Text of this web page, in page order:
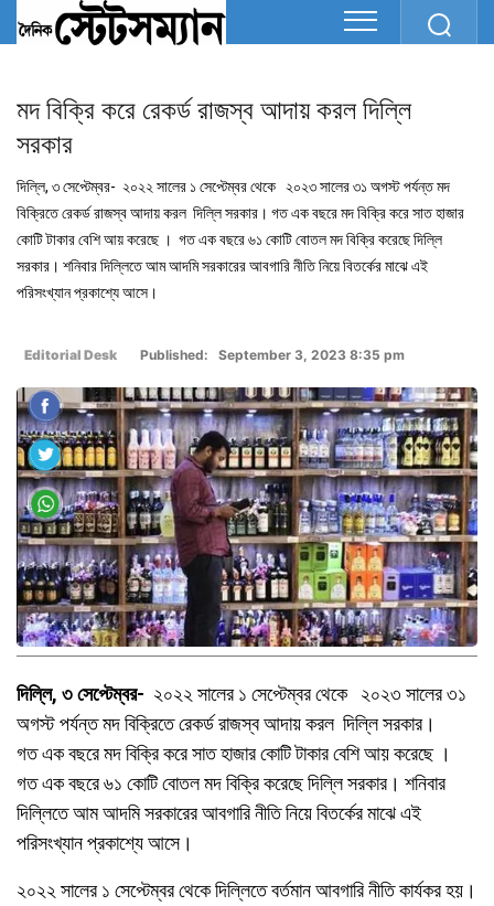
মদ বিক্রি করে রেকর্ড রাজস্ব আদায় করল দিল্লি
সরকার
দিল্লি, ৩ সেপ্টেম্বর- ২০২২ সালের ১ সেপ্টেম্বর থেকে ২০২৩ সালের ৩১ অগস্ট পর্যন্ত মদ
বিক্রিতে রেকর্ড রাজস্ব আদায় করল দিল্লি সরকার। গত এক বছরে মদ বিক্রি করে সাত হাজার
কোটি টাকার বেশি আয় করেছে । গত এক বছরে ৬১ কোটি বোতল মদ বিক্রি করেছে দিল্লি
সরকার। শনিবার দিল্লিতে আম আদমি সরকারের আবগারি নীতি নিয়ে বিতর্কের মাঝে এই
পরিসংখ্যান প্রকাশ্যে আসে।
Editorial Desk Published: September 3, 2023 8:35 pm
দিল্লি, ৩ সেপ্টেম্বর- ২০২২ সালের ১ সেপ্টেম্বর থেকে ২০২৩ সালের ৩১
অগস্ট পর্যন্ত মদ বিক্রিতে রেকর্ড রাজস্ব আদায় করল দিল্লি সরকার।
গত এক বছরে মদ বিক্রি করে সাত হাজার কোটি টাকার বেশি আয় করেছে ।
গত এক বছরে ৬১ কোটি বোতল মদ বিক্রি করেছে দিল্লি সরকার। শনিবার
দিল্লিতে আম আদমি সরকারের আবগারি নীতি নিয়ে বিতর্কের মাঝে এই
পরিসংখ্যান প্রকাশ্যে আসে।
২০২২ সালের ১ সেপ্টেম্বর থেকে দিল্লিতে বর্তমান আবগারি নীতি কার্যকর হয়।